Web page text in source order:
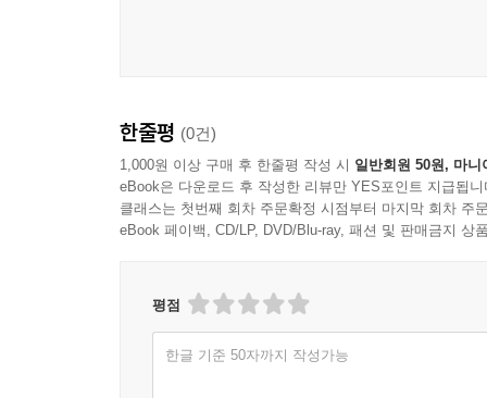
한줄평 (0건)
1,000원 이상 구매 후 한줄평 작성 시 일반회원 50원, 마니
eBook은 다운로드 후 작성한 리뷰만 YES포인트 지급됩니
클래스는 첫번째 회차 주문확정 시점부터 마지막 회차 주
eBook 페이백, CD/LP, DVD/Blu-ray, 패션 및 판매금지 상
평점
한글 기준 50자까지 작성가능